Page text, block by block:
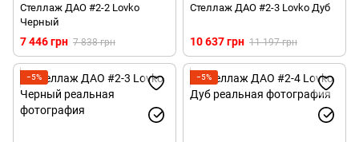
Стеллаж ДАО #2-2 Lovko
Черный
7 446 грн 7 838 грн
Стеллаж ДАО #2-3 Lovko Дуб
10 637 грн 11 197 грн
−5% −5%